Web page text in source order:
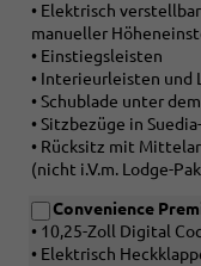
• Elektrisch
manueller
• Einstiegsleisten
• Interieurleisten und
• Schublade unter
• Sitzbezüge in
• Rücksitz mit
(nicht i.V.m. Lodge-
Convenience
• 10,25-Zoll Digital
• Elektrisch